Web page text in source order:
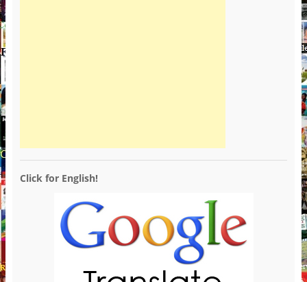
Click for English!